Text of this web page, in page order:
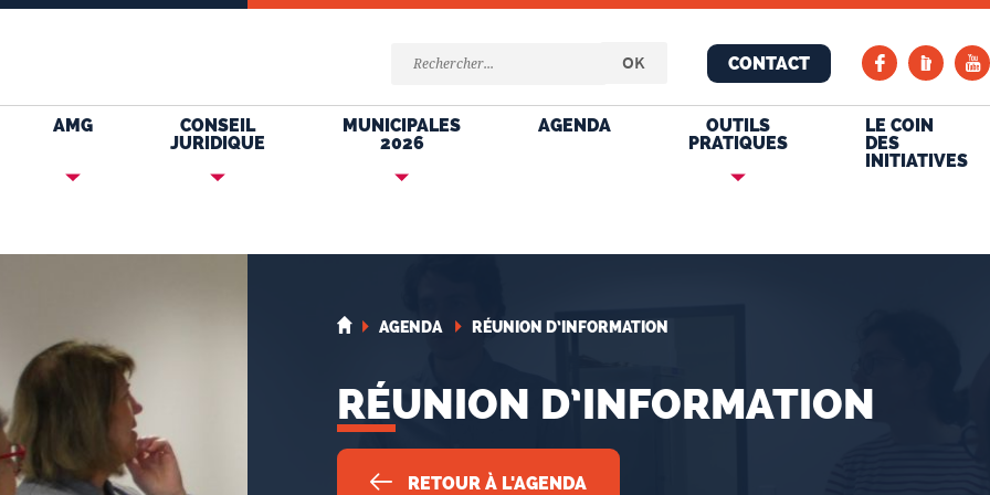
CONTACT
AMG
CONSEIL
JURIDIQUE
MUNICIPALES
2026
AGENDA
OUTILS
PRATIQUES
LE COIN
DES
INITIATIVES
AGENDA RÉUNION D’INFORMATION
RÉUNION D’INFORMATION
RETOUR À L'AGENDA